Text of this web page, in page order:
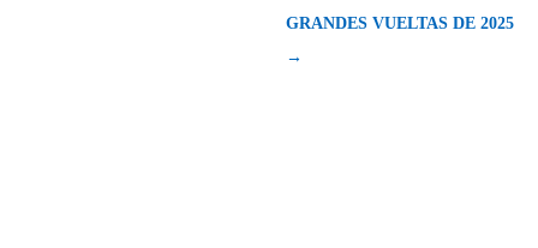
GRANDES VUELTAS DE 2025
→